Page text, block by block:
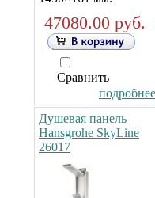
47080.00 руб.
Сравнить
Душевая панель
Hansgrohe SkyLine
26017